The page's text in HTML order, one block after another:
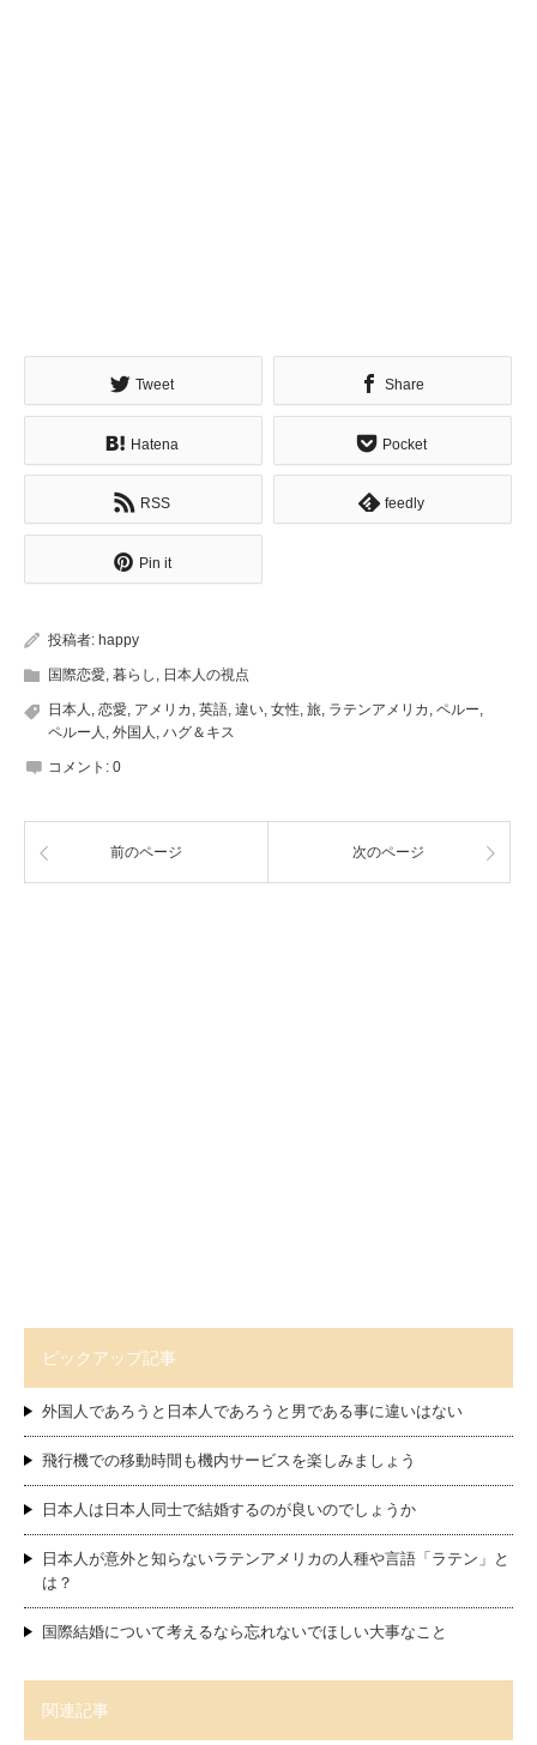
Tweet Share
Hatena Pocket
RSS feedly
Pin it
投稿者: happy
国際恋愛, 暮らし , 日本人の視点
日本人 , 恋愛, アメリカ , 英語, 違い, 女性, 旅, ラテンアメリカ , ペルー,
ペルー人 , 外国人 , ハグ＆キス
コメント: 0
前のページ 次のページ
ピックアップ記事
外国人であろうと日本人であろうと男である事に違いはない
飛行機での移動時間も機内サービスを楽しみましょう
日本人は日本人同士で結婚するのが良いのでしょうか
日本人が意外と知らないラテンアメリカの人種や言語「ラテン」と
は？
国際結婚について考えるなら忘れないでほしい大事なこと
関連記事